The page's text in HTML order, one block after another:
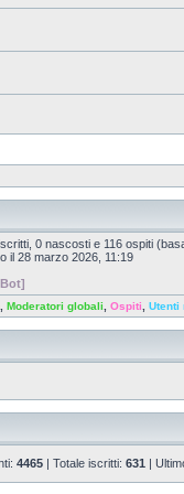
0 nascosti e 116 ospiti
il 28 marzo 2026, 11:19
Moderatori globali Ospiti Utenti
4465 | Totale iscritti: 631 |